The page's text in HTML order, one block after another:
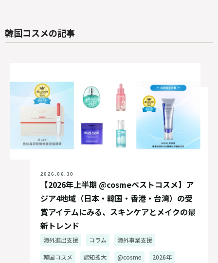
韓国コスメの記事
2026.06.30
【2026年上半期 @cosmeベストコスメ】ア
ジア4地域（日本・韓国・香港・台湾）の受
賞アイテムにみる、スキンケアとメイクの最
新トレンド
海外進出支援 コラム 海外事業支援
韓国コスメ 認知拡大 @cosme 2026年